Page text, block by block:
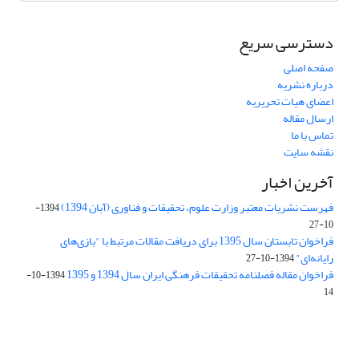
دسترسی سریع
صفحه اصلی
درباره نشریه
اعضای هیات تحریریه
ارسال مقاله
تماس با ما
نقشه سایت
آخرین اخبار
فهرست نشریات معتبر وزارت علوم، تحقیقات و فناوری (آبان 1394)
1394-
10-27
فراخوان تابستان سال 1395 برای دریافت مقالات مرتبط با "بازی‌های
رایانه‌ای"1394-10-27
فراخوان مقاله فصلنامه تحقیقات فرهنگی ایران سال 1394 و 1395
1394-10-
14